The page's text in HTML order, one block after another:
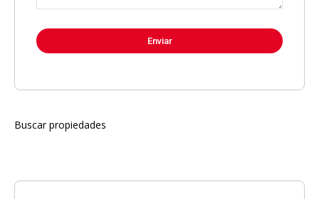
Buscar propiedades